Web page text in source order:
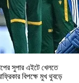
সুপার এইটে খেলতে
বিপক্ষে মুখ থুবড়ে